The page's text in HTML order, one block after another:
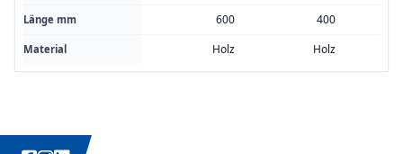
Länge mm 600 400
Material Holz Holz